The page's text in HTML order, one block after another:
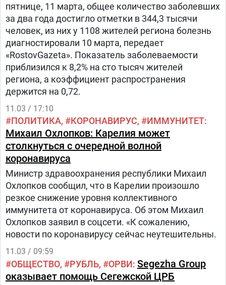
пятнице, 11 марта, общее количество заболевших
за два года достигло отметки в 344,3 тысячи
человек, из них у 1108 жителей региона болезнь
диагностировали 10 марта, передает
«RostovGazeta». Показатель заболеваемости
приблизился к 8,2% на сто тысяч жителей
региона, а коэффициент распространения
держится на 0,72.
11.03 / 17:10
ПОЛИТИКА КОРОНАВИРУС ИММУНИТЕТ
Михаил Охлопков: Карелия может
столкнуться с очередной волной
коронавируса
Министр здравоохранения республики Михаил
Охлопков сообщил, что в Карелии произошло
резкое снижение уровня коллективного
иммунитета от коронавируса. Об этом Михаил
Охлопков заявил в соцсети. «К сожалению,
новости по коронавирусу сейчас неутешительны.
11.03 / 09:59
ОБЩЕСТВО РУБЛЬ ОРВИ Segezha Group
оказывает помощь Сегежской ЦРБ